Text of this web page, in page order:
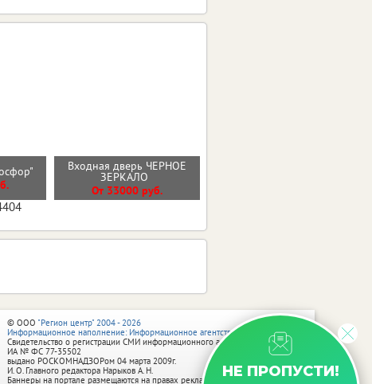
Входная дверь ЧЕРНОЕ
ЗЕРКАЛО
От 33000 руб.
НЕ ПРОПУСТИ!
© ООО "Регион центр" 2004 - 2026
Информационное наполнение: Информационное агентство vRossii.ru
Свидетельство о регистрации СМИ информационного агентства vRossii.ru
ИА № ФС 77‑35502
выдано РОСКОМНАДЗОРом 04 марта 2009г.
И. О. Главного редактора Нарыков А. Н.
Баннеры на портале размещаются на правах рекламы.